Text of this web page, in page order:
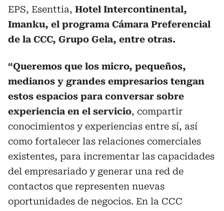
EPS, Esenttia, Hotel Intercontinental,
Imanku, el programa Cámara Preferencial
de la CCC, Grupo Gela, entre otras.
“Queremos que los micro, pequeños,
medianos y grandes empresarios tengan
estos espacios para conversar sobre
experiencia en el servicio, compartir
conocimientos y experiencias entre sí, así
como fortalecer las relaciones comerciales
existentes, para incrementar las capacidades
del empresariado y generar una red de
contactos que representen nuevas
oportunidades de negocios. En la CCC